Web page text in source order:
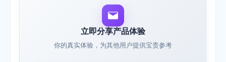
立即分享产品体验
你的真实体验，为其他用户提供宝贵参考